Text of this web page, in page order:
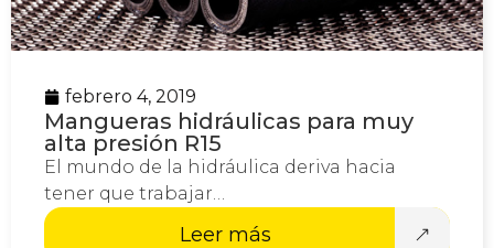
febrero 4, 2019
Mangueras hidráulicas para muy
alta presión R15
El mundo de la hidráulica deriva hacia
tener que trabajar…
Leer más